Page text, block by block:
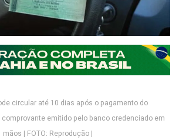
circular até 10 dias após o pagamento do
emitido pelo banco credenciado em
mãos | FOTO: Reprodução |